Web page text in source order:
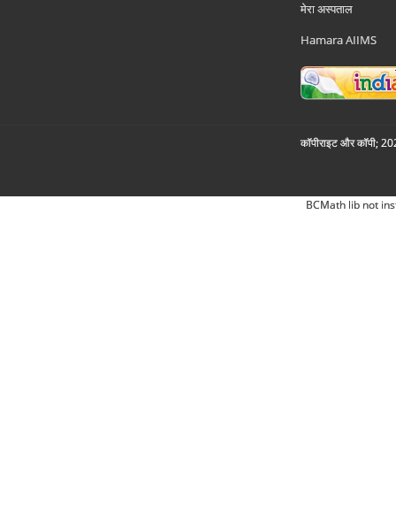
मेरा अस्पताल
Hamara AIIMS
कॉपीराइट और कॉपी;
BCMath lib not